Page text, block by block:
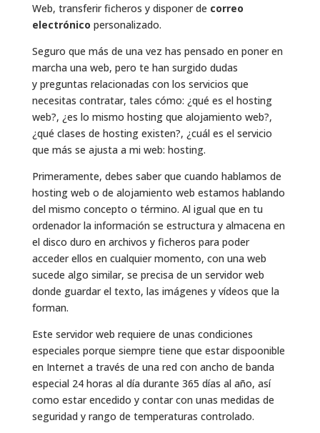
Web, transferir ficheros y disponer de correo
electrónico personalizado.
Seguro que más de una vez has pensado en poner en
marcha una web, pero te han surgido dudas
y preguntas relacionadas con los servicios que
necesitas contratar, tales cómo: ¿qué es el hosting
web?, ¿es lo mismo hosting que alojamiento web?,
¿qué clases de hosting existen?, ¿cuál es el servicio
que más se ajusta a mi web: hosting.
Primeramente, debes saber que cuando hablamos de
hosting web o de alojamiento web estamos hablando
del mismo concepto o término. Al igual que en tu
ordenador la información se estructura y almacena en
el disco duro en archivos y ficheros para poder
acceder ellos en cualquier momento, con una web
sucede algo similar, se precisa de un servidor web
donde guardar el texto, las imágenes y vídeos que la
forman.
Este servidor web requiere de unas condiciones
especiales porque siempre tiene que estar dispoonible
en Internet a través de una red con ancho de banda
especial 24 horas al día durante 365 días al año, así
como estar encedido y contar con unas medidas de
seguridad y rango de temperaturas controlado.